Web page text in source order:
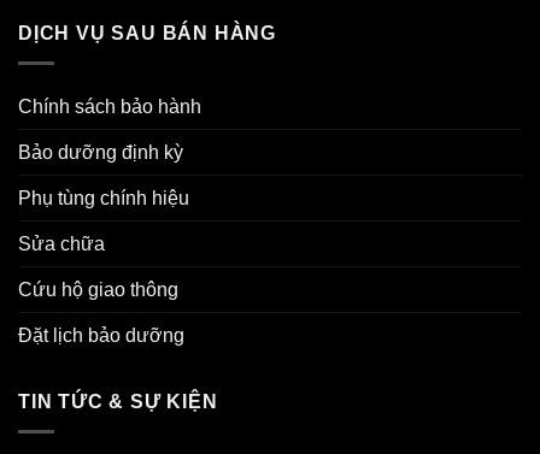
DỊCH VỤ SAU BÁN HÀNG
Chính sách bảo hành
Bảo dưỡng định kỳ
Phụ tùng chính hiệu
Sửa chữa
Cứu hộ giao thông
Đặt lịch bảo dưỡng
TIN TỨC & SỰ KIỆN